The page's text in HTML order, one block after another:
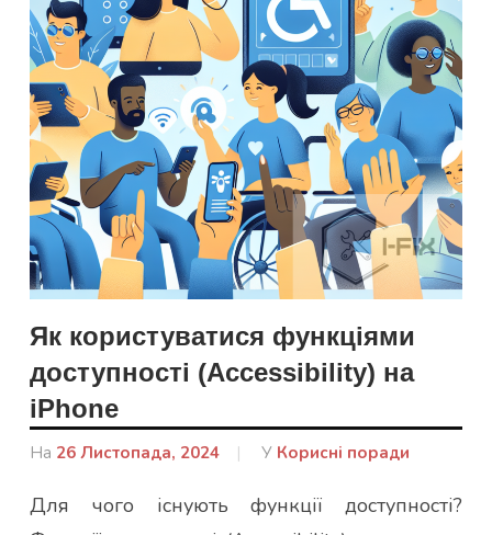
Як користуватися функціями
доступності (Accessibility) на
iPhone
На 26 Листопада, 2024
Від
У Корисні поради
Для чого існують функції доступності?